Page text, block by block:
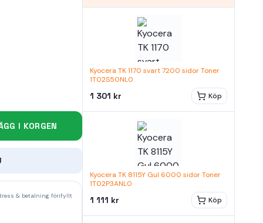
I KORGEN
& betalning förifyllt
Kyocera TK 1170 svart 7200 sidor Toner
1T02S50NL0
1 301 kr Köp
Kyocera TK 8115Y Gul 6000 sidor Toner
1T02P3ANL0
1 111 kr Köp